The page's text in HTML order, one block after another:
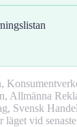
Allmänna
Svensk
läget vid